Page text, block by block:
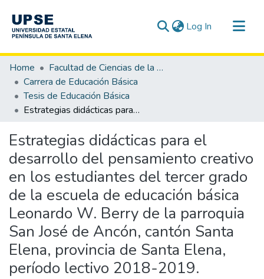
Log In (current)
Communities & Collections
All of DSpace
Statistics
Home
Facultad de Ciencias de la Educación e Idiomas
Carrera de Educación Básica
Tesis de Educación Básica
Estrategias didácticas para el desarrollo del pensamiento creativo en los estudiantes del tercer grado de la escuela de educación básica Leonardo W. Berry de la parroquia San José de Ancón, cantón Santa Elena, provincia de Santa Elena, período lectivo 2018-2019.
Estrategias didácticas para el
desarrollo del pensamiento creativo
en los estudiantes del tercer grado
de la escuela de educación básica
Leonardo W. Berry de la parroquia
San José de Ancón, cantón Santa
Elena, provincia de Santa Elena,
período lectivo 2018-2019.